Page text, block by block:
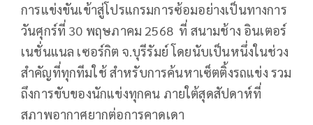
การแข่งขันเข้าสู่โปรแกรมการซ้อมอย่างเป็นทางการ
วันศุกร์ที่ 30 พฤษภาคม 2568 ที่ สนามช้าง อินเตอร์
เนชั่นแนล เซอร์กิต จ.บุรีรัมย์ โดยนับเป็นหนึ่งในช่วง
สำคัญที่ทุกทีมใช้ สำหรับการค้นหาเซ็ตติ้งรถแข่ง รวม
ถึงการขับของนักแข่งทุกคน ภายใต้สุดสัปดาห์ที่
สภาพอากาศยากต่อการคาดเดา